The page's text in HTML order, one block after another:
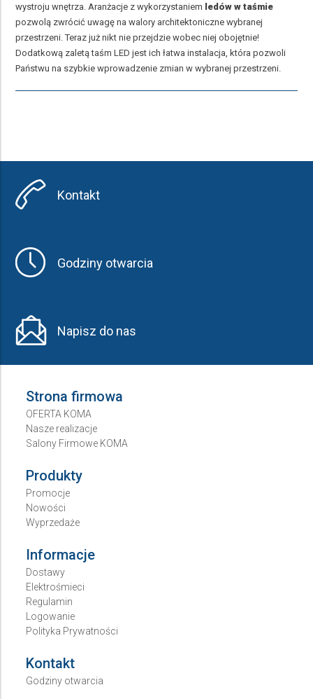
wystroju wnętrza. Aranżacje z wykorzystaniem ledów w taśmie
pozwolą zwrócić uwagę na walory architektoniczne wybranej
przestrzeni. Teraz już nikt nie przejdzie wobec niej obojętnie!
Dodatkową zaletą taśm LED jest ich łatwa instalacja, która pozwoli
Państwu na szybkie wprowadzenie zmian w wybranej przestrzeni.
Kontakt
Godziny otwarcia
Napisz do nas
Strona firmowa
OFERTA KOMA
Nasze realizacje
Salony Firmowe KOMA
Produkty
Promocje
Nowości
Wyprzedaże
Informacje
Dostawy
Elektrośmieci
Regulamin
Logowanie
Polityka Prywatności
Kontakt
Godziny otwarcia